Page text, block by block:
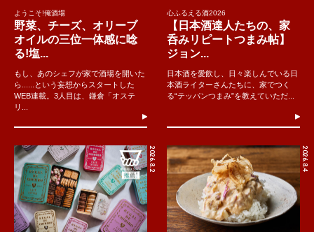
ようこそ!俺酒場
野菜、チーズ、オリーブ
オイルの三位一体感に唸
る!塩...
もし、あのシェフが家で酒場を開いた
ら......という妄想からスタートした
WEB連載。3人目は、鎌倉「オステ
リ...
心ふるえる酒2026
【日本酒達人たちの、家
呑みリピートつまみ帖】
ジョン...
日本酒を愛飲し、日々楽しんでいる日
本酒ライターさんたちに、家でつく
る“テッパンつまみ”を教えていただ...
2026.8.2 2026.8.4